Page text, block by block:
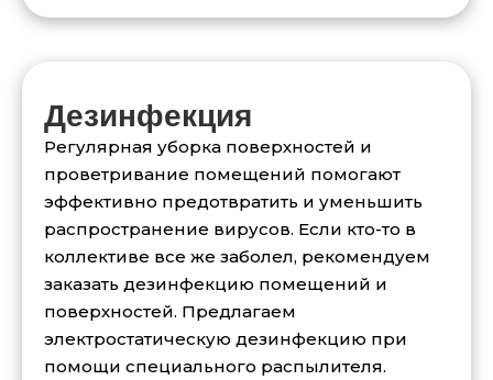
Дезинфекция
Регулярная уборка поверхностей и
проветривание помещений помогают
эффективно предотвратить и уменьшить
распространение вирусов. Если кто-то в
коллективе все же заболел, рекомендуем
заказать дезинфекцию помещений и
поверхностей. Предлагаем
электростатическую дезинфекцию при
помощи специального распылителя.